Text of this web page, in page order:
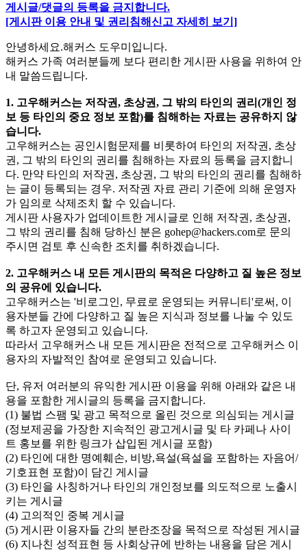
게시글/댓글의 등록을 금지합니다.
[게시판 이용 안내 및 권리침해신고 자세히 보기]
안녕하세요.해커스 도우미입니다.
해커스 가족 여러분들께 보다 편리한 게시판 사용을 위하여 안
내 말씀드립니다.
1. 고우해커스는 저작권, 초상권, 그 밖의 타인의 권리(개인 정
보 등 타인의 중요 정보 포함)를 침해하는 자료는 공유하지 않
습니다.
고우해커스는 공인시험문제를 비롯하여 타인의 저작권, 초상
권, 그 밖의 타인의 권리를 침해하는 자료의 등록을 금지합니
다. 만약 타인의 저작권, 초상권, 그 밖의 타인의 권리를 침해하
는 글이 등록되는 경우. 저작권 자료 관리 기준에 의해 운영자
가 임의로 삭제조치 할 수 있습니다.
게시판 사용자가 업데이트한 게시글로 인해 저작권, 초상권,
그 밖의 권리를 침해 당하신 분은 gohep@hackers.com로 문의
주시면 검토 후 신속한 조치를 취하겠습니다.
2. 고우해커스 내 모든 게시판의 목적은 다양하고 질 높은 정보
의 공유에 있습니다.
고우해커스는 '비로그인, 무료로 운영되는 커뮤니티'로써, 이
용자분들 간에 다양하고 질 높은 지식과 정보를 나눌 수 있도
록 하고자 운영되고 있습니다.
따라서 고우해커스 내 모든 게시판은 전적으로 고우해커스 이
용자의 자발적인 참여로 운영되고 있습니다.
단, 유저 여러분의 유익한 게시판 이용을 위해 아래와 같은 내
용을 포함한 게시글의 등록을 금지합니다.
(1) 불법 스팸 및 광고 목적으로 올린 것으로 의심되는 게시글
(정보제공을 가장한 지속적인 광고게시글 및 타 카페나 사이
트 홍보를 위한 링크가 삽입된 게시글 포함)
(2) 타인에 대한 명예훼손, 비방,욕설(욕설을 포함하는 자음어/
기호표현 포함)이 담긴 게시글
(3) 타인을 사칭하거나 타인의 개인정보를 의도적으로 노출시
키는 게시글
(4) 고의적인 중복 게시글
(5) 게시판 이용자들 간의 분란조장을 목적으로 작성된 게시글
(6) 지나친 성적표현 등 사회상규에 반하는 내용을 담은 게시